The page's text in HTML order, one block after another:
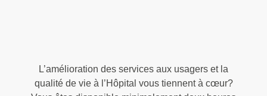
L’amélioration des services aux usagers et la
qualité de vie à l’Hôpital vous tiennent à cœur?